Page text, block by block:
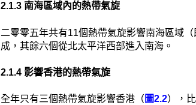
2.1.3 南海區域內的熱帶氣旋
二零零五年共有11個熱帶氣旋影響南海區域
成，其餘六個從北太平洋西部進入南海。
2.1.4 影響香港的熱帶氣旋
全年只有三個熱帶氣旋影響香港（ 圖2.2），